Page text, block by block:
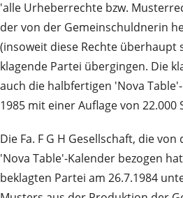
'alle Urheberrechte bzw.
der von der Gemeinschuldnerin
(insoweit diese Rechte überhaupt
klagende Partei übergingen. Die
auch die halbfertigen 'Nova
1985 mit einer Auflage von 22.000
Die Fa. F G H Gesellschaft, die
'Nova Table'-Kalender bezogen
beklagten Partei am 26.7.1984